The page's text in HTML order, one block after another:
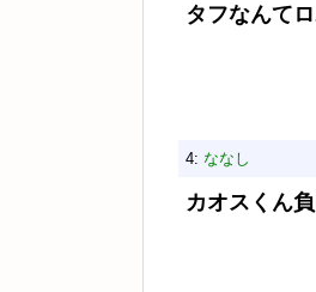
タフなんて
4: ななし
カオスくん